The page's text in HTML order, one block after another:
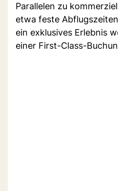
Parallelen zu
etwa feste
ein exklusives Erlebnis
einer First-Class-